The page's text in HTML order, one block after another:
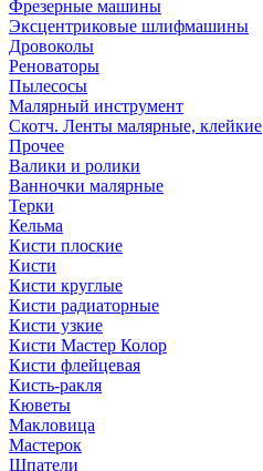
Фрезерные машины
Эксцентриковые шлифмашины
Дровоколы
Реноваторы
Пылесосы
Малярный инструмент
Скотч. Ленты малярные, клейкие
Прочее
Валики и ролики
Ванночки малярные
Терки
Кельма
Кисти плоские
Кисти
Кисти круглые
Кисти радиаторные
Кисти узкие
Кисти Мастер Колор
Кисти флейцевая
Кисть-ракля
Кюветы
Макловица
Мастерок
Шпатели